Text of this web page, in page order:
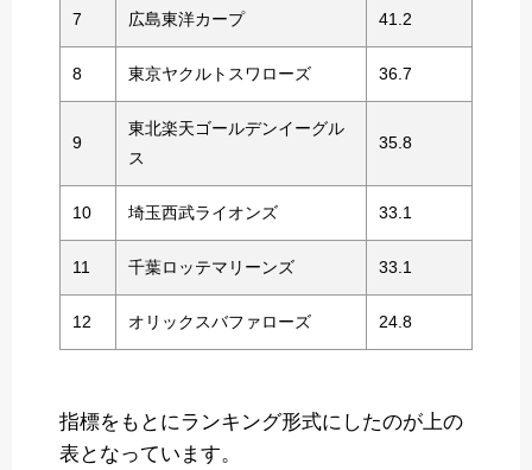
7 広島東洋カープ 41.2
8 東京ヤクルトスワローズ 36.7
9
東北楽天ゴールデンイーグル
ス
35.8
10 埼玉西武ライオンズ 33.1
11 千葉ロッテマリーンズ 33.1
12 オリックスバファローズ 24.8
指標をもとにランキング形式にしたのが上の
表となっています。